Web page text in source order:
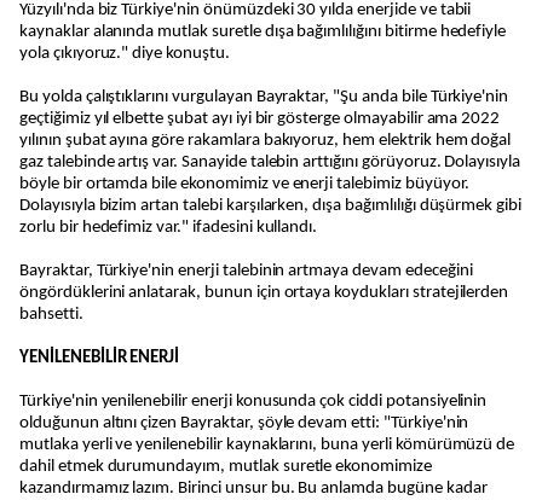
Yüzyılı'nda biz Türkiye'nin önümüzdeki 30 yılda enerjide ve tabii
kaynaklar alanında mutlak suretle dışa bağımlılığını bitirme hedefiyle
yola çıkıyoruz." diye konuştu.
Bu yolda çalıştıklarını vurgulayan Bayraktar, "Şu anda bile Türkiye'nin
geçtiğimiz yıl elbette şubat ayı iyi bir gösterge olmayabilir ama 2022
yılının şubat ayına göre rakamlara bakıyoruz, hem elektrik hem doğal
gaz talebinde artış var. Sanayide talebin arttığını görüyoruz. Dolayısıyla
böyle bir ortamda bile ekonomimiz ve enerji talebimiz büyüyor.
Dolayısıyla bizim artan talebi karşılarken, dışa bağımlılığı düşürmek gibi
zorlu bir hedefimiz var." ifadesini kullandı.
Bayraktar, Türkiye'nin enerji talebinin artmaya devam edeceğini
öngördüklerini anlatarak, bunun için ortaya koydukları stratejilerden
bahsetti.
YENİLENEBİLİR ENERJİ
Türkiye'nin yenilenebilir enerji konusunda çok ciddi potansiyelinin
olduğunun altını çizen Bayraktar, şöyle devam etti: "Türkiye'nin
mutlaka yerli ve yenilenebilir kaynaklarını, buna yerli kömürümüzü de
dahil etmek durumundayım, mutlak suretle ekonomimize
kazandırmamız lazım. Birinci unsur bu. Bu anlamda bugüne kadar